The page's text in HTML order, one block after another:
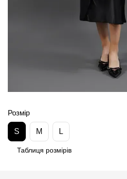
Розмір
S M L
Таблиця розмірів